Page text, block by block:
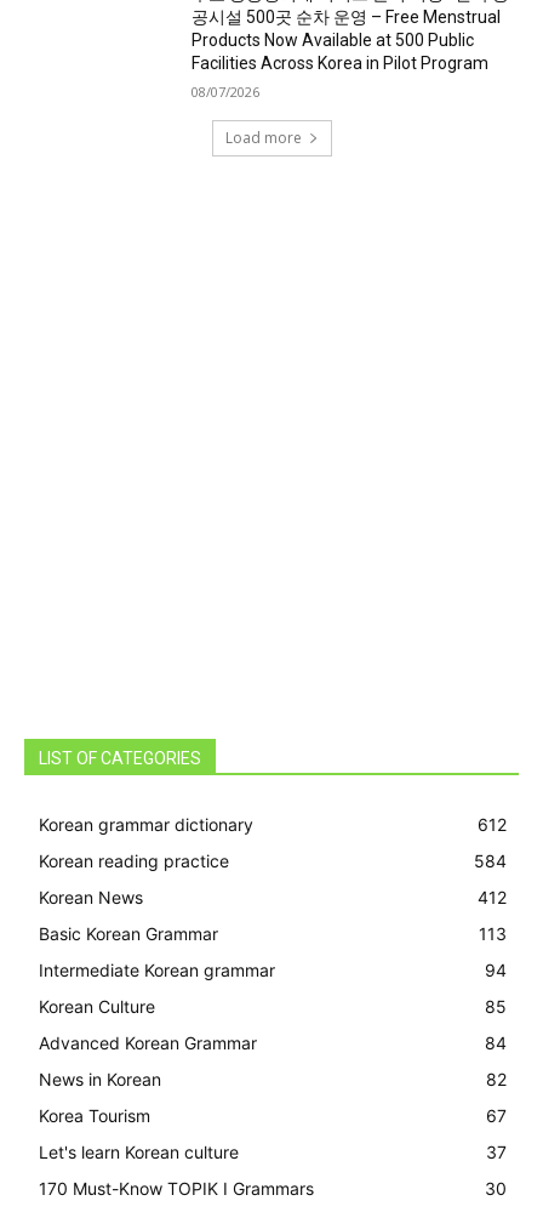
공시설 500곳 순차 운영 – Free Menstrual
Products Now Available at 500 Public
Facilities Across Korea in Pilot Program
08/07/2026
Load more
LIST OF CATEGORIES
Korean grammar dictionary
612
Korean reading practice
584
Korean News
412
Basic Korean Grammar
113
Intermediate Korean grammar
94
Korean Culture
85
Advanced Korean Grammar
84
News in Korean
82
Korea Tourism
67
Let's learn Korean culture
37
170 Must-Know TOPIK I Grammars
30